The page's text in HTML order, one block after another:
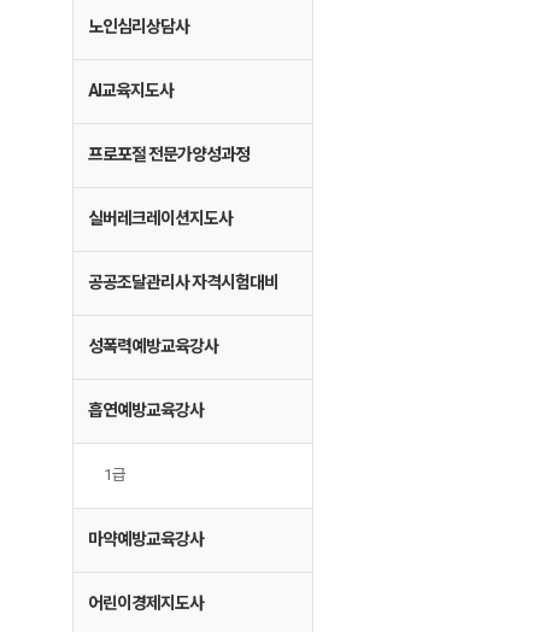
노인심리상담사
AI교육지도사
프로포절 전문가양성과정
실버레크레이션지도사
공공조달관리사 자격시험대비
성폭력예방교육강사
흡연예방교육강사
1급
마약예방교육강사
어린이경제지도사